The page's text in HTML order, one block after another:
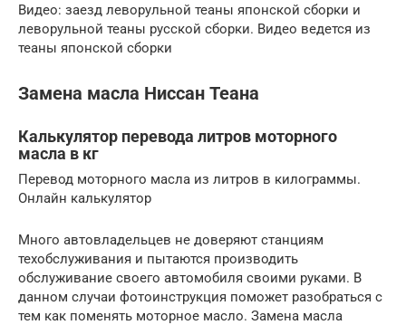
Видео: заезд леворульной теаны японской сборки и
леворульной теаны русской сборки. Видео ведется из
теаны японской сборки
Замена масла Ниссан Теана
Калькулятор перевода литров моторного
масла в кг
Перевод моторного масла из литров в килограммы.
Онлайн калькулятор
Много автовладельцев не доверяют станциям
техобслуживания и пытаются производить
обслуживание своего автомобиля своими руками. В
данном случаи фотоинструкция поможет разобраться с
тем как поменять моторное масло. Замена масла